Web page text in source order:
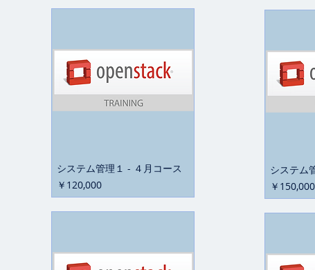
システム管理１ - ４月コース
価格
￥120,000
システム
価格
￥150,000